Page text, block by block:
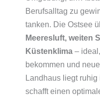
Berufsalltag zu
tanken. Die Ostsee
Meeresluft, weiten
Küstenklima –
bekommen und
Landhaus liegt ruhig
schafft einen